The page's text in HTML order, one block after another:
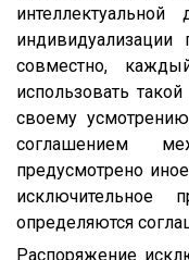
совместно,
использовать
своему
соглашением
предусмотрено
исключительное
определяются
Распоряжение